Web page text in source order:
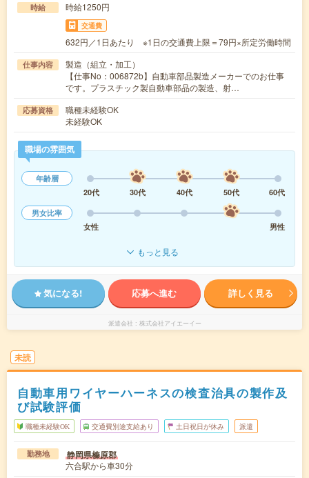
時給 時給1250円
交通費
632円／1日あたり ※1日の交通費上限＝79円×所定労働時間
仕事内容
製造（組立・加工）
【仕事No：006872b】自動車部品製造メーカーでのお仕事
です。プラスチック製自動車部品の製造、射…
応募資格
職種未経験OK
未経験OK
職場の雰囲気
年齢層
20代
30代 40代 50代
60代
男女比率
女性
男性
もっと見る
気になる! 応募へ進む 詳しく見る
派遣会社 株式会社アイエーイー
未読
自動車用ワイヤーハーネスの検査治具の製作及
び試験評価
職種未経験OK 交通費別途支給あり 土日祝日が休み 派遣
勤務地 静岡県榛原郡
六合駅から車30分